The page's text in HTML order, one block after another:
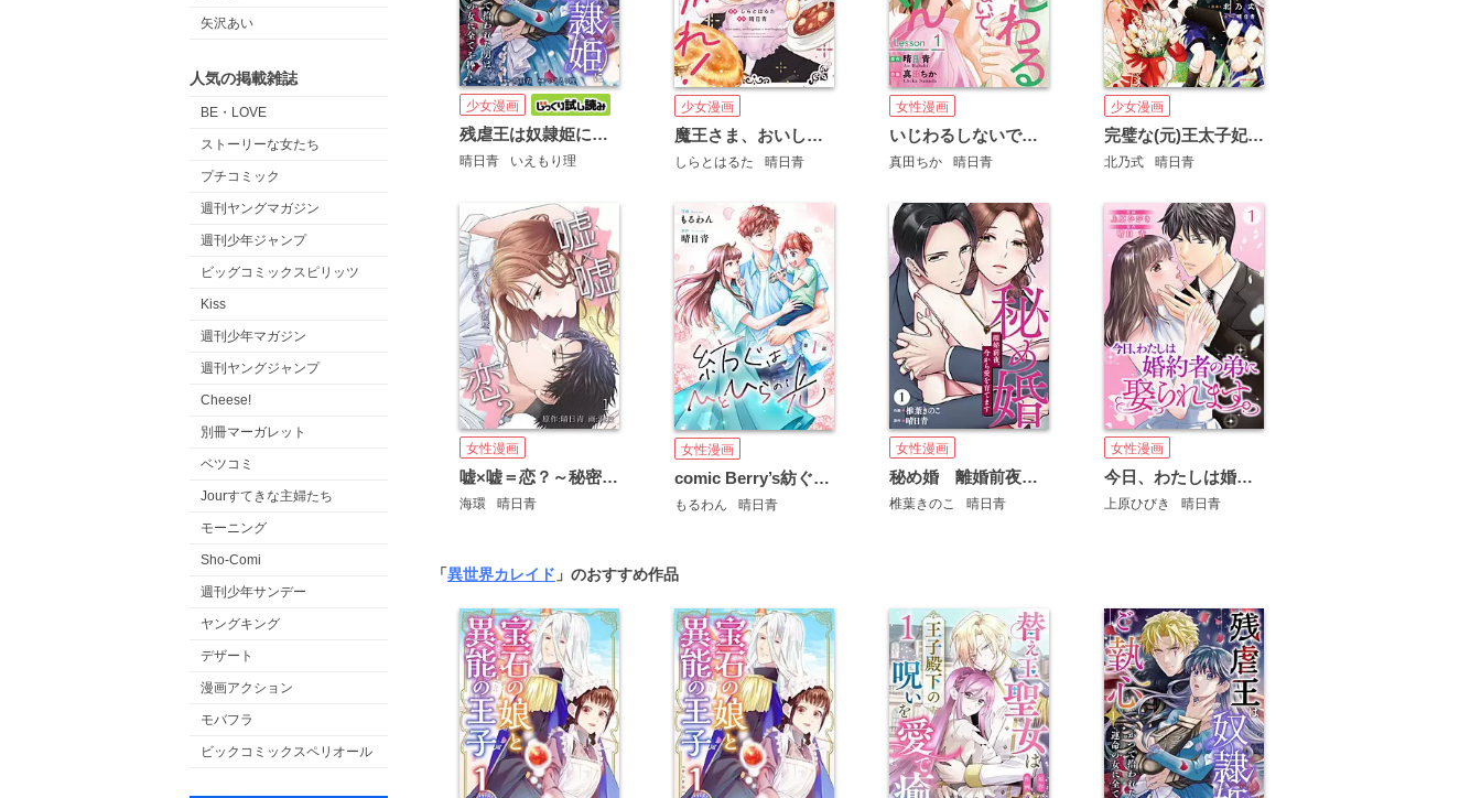
矢沢あい
人気の掲載雑誌
BE・LOVE
ストーリーな女たち
プチコミック
週刊ヤングマガジン
週刊少年ジャンプ
ビッグコミックスピリッツ
Kiss
週刊少年マガジン
週刊ヤングジャンプ
Cheese!
別冊マーガレット
ベツコミ
Jourすてきな主婦たち
モーニング
Sho-Comi
週刊少年サンデー
ヤングキング
デザート
漫画アクション
モバフラ
ビックコミックスペリオール
少女漫画
残虐王は奴隷姫にご執心 ～かつて拾われた男は、運命の女に全てを捧ぐ
晴日青 いえもり理
少女漫画
魔王さま、おいしいごはんを召し上がれ！
しらとはるた 晴日青
女性漫画
いじわるしないで、末広くん
真田ちか 晴日青
少女漫画
完璧な(元)王太子妃は継母だってお手のもの！【単行本版】
北乃式 晴日青
女性漫画
嘘×嘘＝恋？～秘密の身代わり同棲～
海環 晴日青
女性漫画
comic Berry’s紡ぐはひとひらの光
もるわん 晴日青
女性漫画
秘め婚 離婚前夜、今から愛を育てます
椎葉きのこ 晴日青
女性漫画
今日、わたしは婚約者の弟に娶られます。
上原ひびき 晴日青
「異世界カレイド 」のおすすめ作品